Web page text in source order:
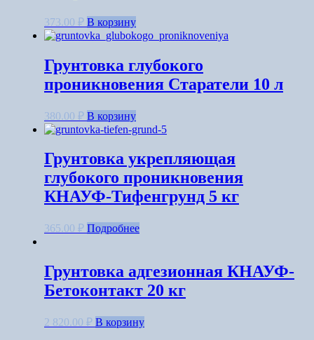
373.00 ₽ В корзину
Грунтовка глубокого
проникновения Старатели 10 л
380.00 ₽ В корзину
Грунтовка укрепляющая
глубокого проникновения
КНАУФ-Тифенгрунд 5 кг
365.00 ₽ Подробнее
Грунтовка адгезионная КНАУФ-
Бетоконтакт 20 кг
2 820.00 ₽ В корзину